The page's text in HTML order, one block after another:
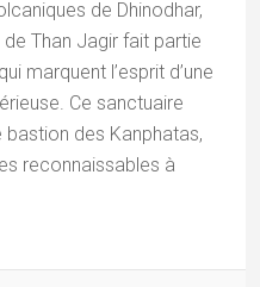
de Dhinodhar,
Than Jagir fait partie
marquent l’esprit d’une
Ce sanctuaire
des Kanphatas,
reconnaissables à